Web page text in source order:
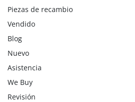
Piezas de recambio
Vendido
Blog
Nuevo
Asistencia
We Buy
Revisión